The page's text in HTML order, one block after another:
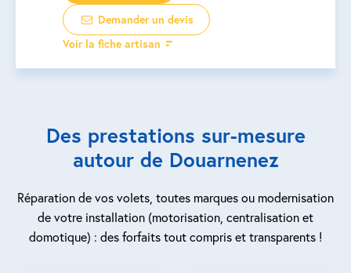
Demander un devis
Voir la fiche artisan
Des prestations sur-mesure
autour de Douarnenez
Réparation de vos volets, toutes marques ou modernisation
de votre installation (motorisation, centralisation et
domotique) : des forfaits tout compris et transparents !